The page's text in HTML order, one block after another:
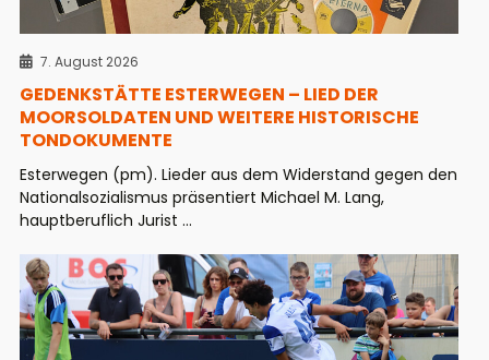
7. August 2026
GEDENKSTÄTTE ESTERWEGEN – LIED DER
MOORSOLDATEN UND WEITERE HISTORISCHE
TONDOKUMENTE
Esterwegen (pm). Lieder aus dem Widerstand gegen den
Nationalsozialismus präsentiert Michael M. Lang,
hauptberuflich Jurist ...